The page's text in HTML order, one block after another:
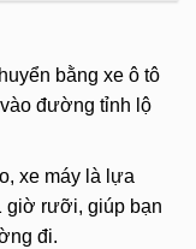
bằng xe ô tô
đường tỉnh lộ
xe máy là lựa
giờ rưỡi, giúp bạn
đi.